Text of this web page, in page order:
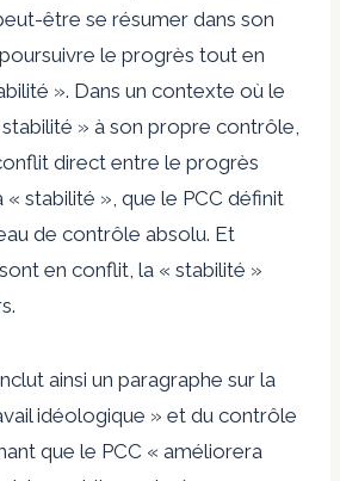
être se résumer dans son
le progrès tout en
». Dans un contexte où le
stabilité » à son propre contrôle,
direct entre le progrès
stabilité », que le PCC définit
de contrôle absolu. Et
en conflit, la « stabilité »
ainsi un paragraphe sur la
idéologique » et du contrôle
que le PCC « améliorera